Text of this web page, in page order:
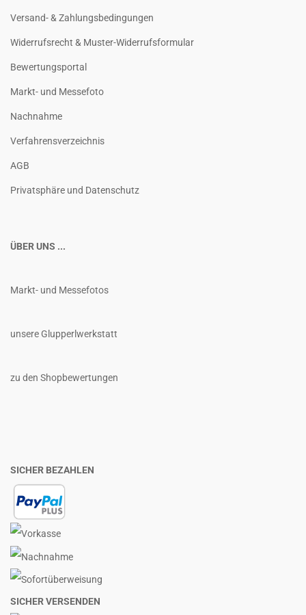
Versand- & Zahlungsbedingungen
Widerrufsrecht & Muster-Widerrufsformular
Bewertungsportal
Markt- und Messefoto
Nachnahme
Verfahrensverzeichnis
AGB
Privatsphäre und Datenschutz
ÜBER UNS ...
Markt- und Messefotos
unsere Glupperlwerkstatt
zu den Shopbewertungen
SICHER BEZAHLEN
SICHER VERSENDEN